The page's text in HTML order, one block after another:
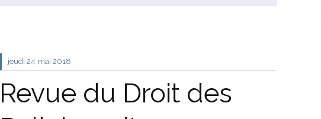
jeudi 24 mai 2018
Revue du Droit des